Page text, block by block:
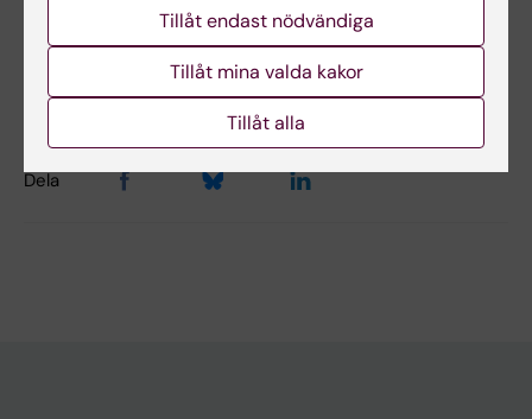
Michelle Azorbo
Sidan uppdaterad:2026-06-15
Dela
Tillåt endast nödvändiga
Tillåt mina valda kakor
Tillåt alla